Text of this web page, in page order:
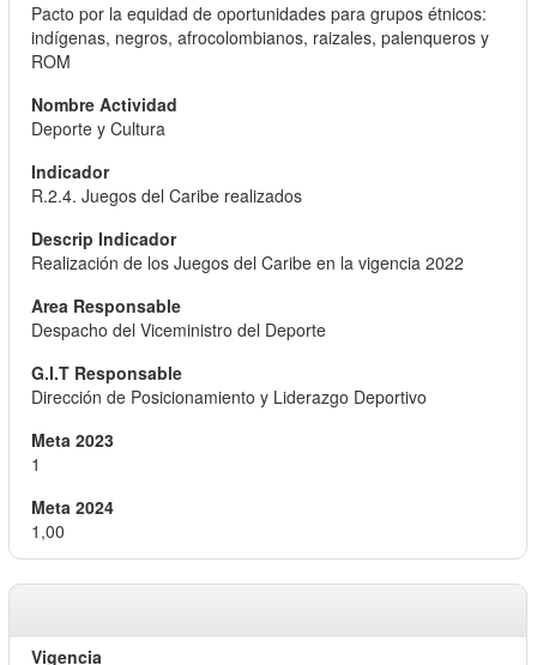
Pacto por la equidad de oportunidades para grupos étnicos:
indígenas, negros, afrocolombianos, raizales, palenqueros y
ROM
Deporte y Cultura
R.2.4. Juegos del Caribe realizados
Realización de los Juegos del Caribe en la vigencia 2022
Despacho del Viceministro del Deporte
Dirección de Posicionamiento y Liderazgo Deportivo
1
1,00